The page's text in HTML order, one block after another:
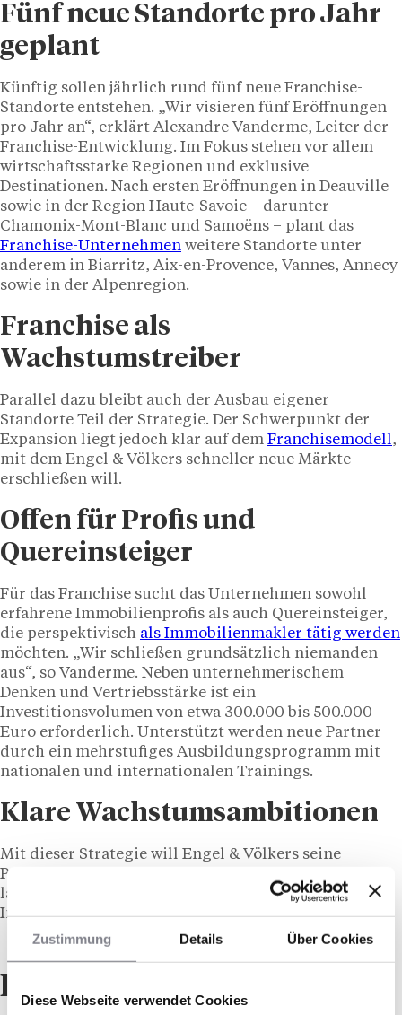
Zustimmung Details Über Cookies
Diese Webseite verwendet Cookies
Fünf neue Standorte pro Jahr
geplant
Künftig sollen jährlich rund fünf neue Franchise-
Standorte entstehen. „Wir visieren fünf Eröffnungen
pro Jahr an“, erklärt Alexandre Vanderme, Leiter der
Franchise-Entwicklung. Im Fokus stehen vor allem
wirtschaftsstarke Regionen und exklusive
Destinationen. Nach ersten Eröffnungen in Deauville
sowie in der Region Haute-Savoie – darunter
Chamonix-Mont-Blanc und Samoëns – plant das
Franchise-Unternehmen weitere Standorte unter
anderem in Biarritz, Aix-en-Provence, Vannes, Annecy
sowie in der Alpenregion.
Franchise als
Wachstumstreiber
Parallel dazu bleibt auch der Ausbau eigener
Standorte Teil der Strategie. Der Schwerpunkt der
Expansion liegt jedoch klar auf dem Franchisemodell,
mit dem Engel & Völkers schneller neue Märkte
erschließen will.
Offen für Profis und
Quereinsteiger
Für das Franchise sucht das Unternehmen sowohl
erfahrene Immobilienprofis als auch Quereinsteiger,
die perspektivisch als Immobilienmakler tätig werden
möchten. „Wir schließen grundsätzlich niemanden
aus“, so Vanderme. Neben unternehmerischem
Denken und Vertriebsstärke ist ein
Investitionsvolumen von etwa 300.000 bis 500.000
Euro erforderlich. Unterstützt werden neue Partner
durch ein mehrstufiges Ausbildungsprogramm mit
nationalen und internationalen Trainings.
Klare Wachstumsambitionen
Mit dieser Strategie will Engel & Völkers seine
Position in Frankreich deutlich stärken und
langfristig zu den führenden Anbietern im Premium-
Immobiliensegment aufsteigen.
Das könnte Ihnen